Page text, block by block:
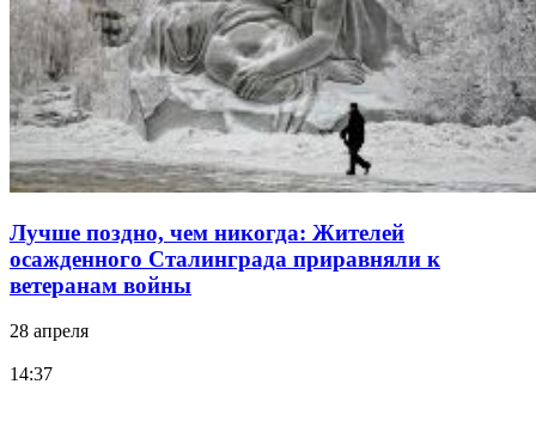
Лучше поздно, чем никогда: Жителей
осажденного Сталинграда приравняли к
ветеранам войны
28 апреля
14:37